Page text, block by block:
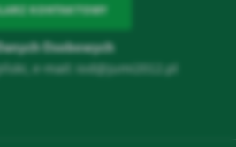
KONTAKTOWY
Osobowych
e-mail: iod@jumi2012.pl